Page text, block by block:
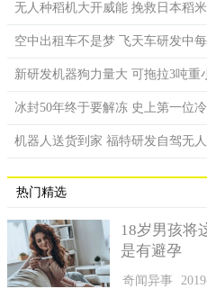
aibo目前还没有在台湾
头、下巴、背部还安装触控装置
甚至摸下巴它也会像真的狗狗昂
前aibo仅在日本跟美国贩售，所
无人种稻机大开威能 挽救日本稻
空中出租车不是梦 飞天车研发中
新研发机器狗力量大 可拖拉3吨重
冰封50年终于要解冻 史上第一位
机器人送货到家 福特研发自驾无
热门精选
18岁男孩将
是有避孕
奇闻异事